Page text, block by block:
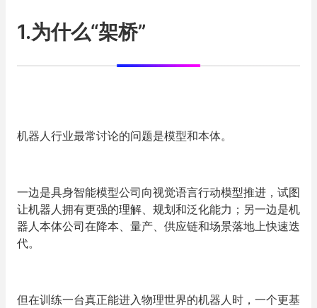
1.为什么“架桥”
机器人行业最常讨论的问题是模型和本体。
一边是具身智能模型公司向视觉语言行动模型推进，试图
让机器人拥有更强的理解、规划和泛化能力；另一边是机
器人本体公司在降本、量产、供应链和场景落地上快速迭
代。
但在训练一台真正能进入物理世界的机器人时，一个更基